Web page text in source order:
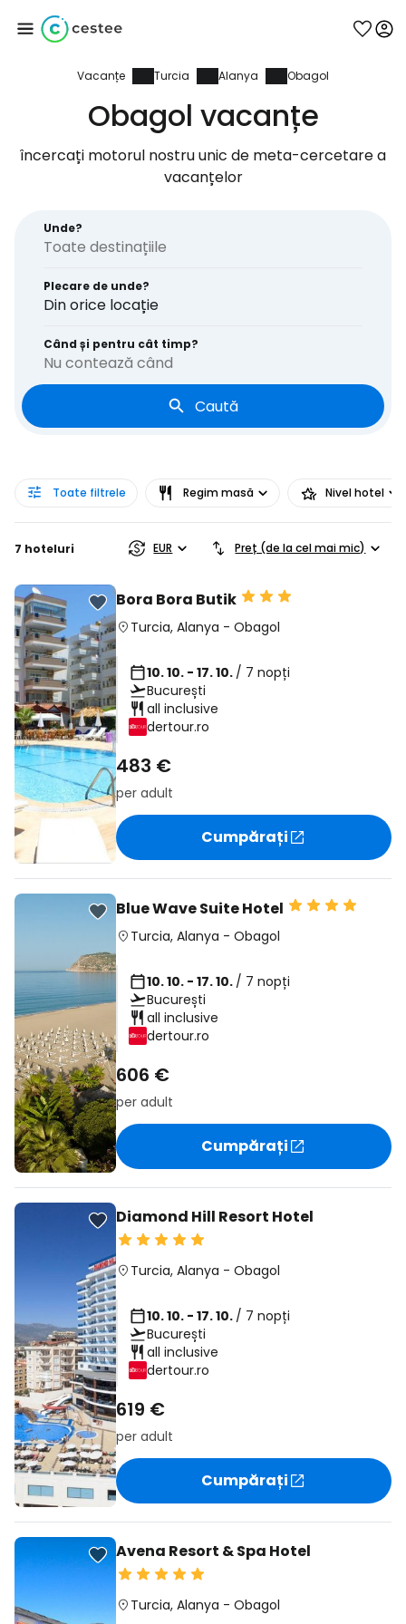
Vacanțe Turcia Alanya Obagol
Obagol vacanțe
încercați motorul nostru unic de meta-cercetare a
vacanțelor
Unde?
Plecare de unde?
Din orice locație
Când și pentru cât timp?
Nu contează când
Caută
Toate filtrele Regim masă Nivel hotel
7 hoteluri EUR Preț (de la cel mai mic)
Bora Bora Butik
Turcia, Alanya - Obagol
10. 10. - 17. 10. / 7 nopți
București
all inclusive
dertour.ro
483 €
per adult
Cumpărați
Blue Wave Suite Hotel
Turcia, Alanya - Obagol
10. 10. - 17. 10. / 7 nopți
București
all inclusive
dertour.ro
606 €
per adult
Cumpărați
Diamond Hill Resort Hotel
Turcia, Alanya - Obagol
10. 10. - 17. 10. / 7 nopți
București
all inclusive
dertour.ro
619 €
per adult
Cumpărați
Avena Resort & Spa Hotel
Turcia, Alanya - Obagol
Conectați-vă la
Cestee
... comunitatea mondială a călătorilor
Continuați cu Google
Continuați cu Facebook